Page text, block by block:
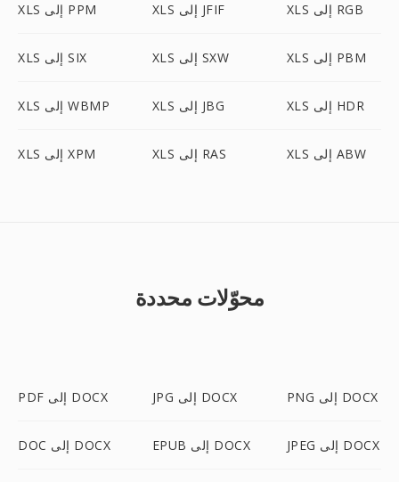
XLS إلى PPM XLS إلى JFIF XLS إلى RGB
XLS إلى SIX XLS إلى SXW XLS إلى PBM
XLS إلى WBMP XLS إلى JBG XLS إلى HDR
XLS إلى XPM XLS إلى RAS XLS إلى ABW
محوّلات محددة
PDF إلى DOCX JPG إلى DOCX PNG إلى DOCX
DOC إلى DOCX EPUB إلى DOCX JPEG إلى DOCX